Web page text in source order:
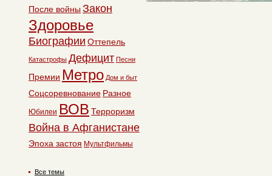
После войны Закон
Здоровье
Биографии Оттепель
Катастрофы Дефицит Песни
Премии Метро Дом и быт
Соцсоревнование Разное
Юбилеи ВОВ Терроризм
Война в Афганистане
Эпоха застоя Мультфильмы
Все темы